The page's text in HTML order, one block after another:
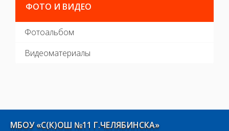
ФОТО И ВИДЕО
Фотоальбом
Видеоматериалы
МБОУ «С(К)ОШ №11 Г.ЧЕЛЯБИНСКА»